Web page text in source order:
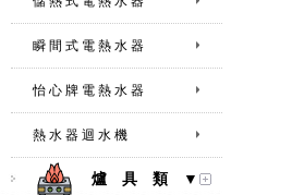
瞬 間 式 電 熱 水 器
怡 心 牌 電 熱 水 器
熱 水 器 迴 水 機
爐 具 類 ▼